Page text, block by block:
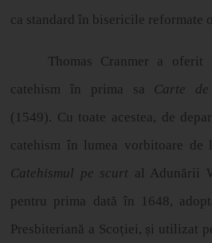
ca standard în bisericile reformate
Thomas Cranmer a
catehism în prima sa Carte
(1549). Cu toate acestea, de
catehism în lumea vorbitoare de
Catehismul pe scurt al Adunării
pentru prima dată în 1648,
Presbiteriană a Scoției, și utilizat